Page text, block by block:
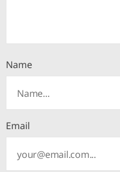
Name
Email